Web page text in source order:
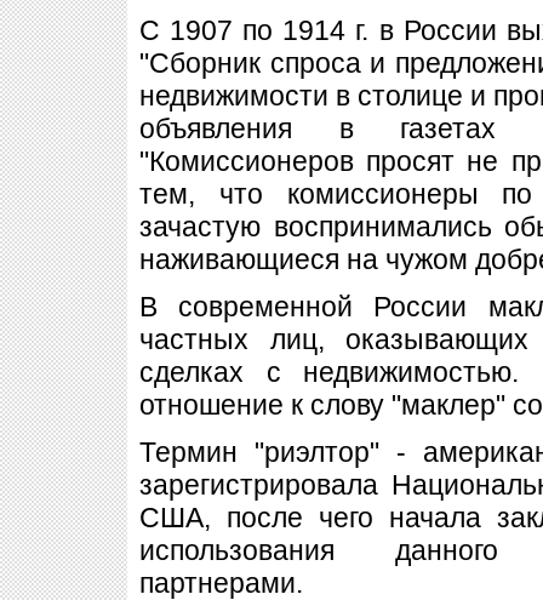
С 1907 по 1914 г. в России
"Сборник спроса и
недвижимости в столице и
объявления в газетах
"Комиссионеров просят не
тем, что комиссионеры по
зачастую воспринимались
наживающиеся на чужом
В современной России
частных лиц, оказывающих
сделках с недвижимостью.
отношение к слову "маклер"
Термин "риэлтор" -
зарегистрировала
США, после чего начала
использования
партнерами.